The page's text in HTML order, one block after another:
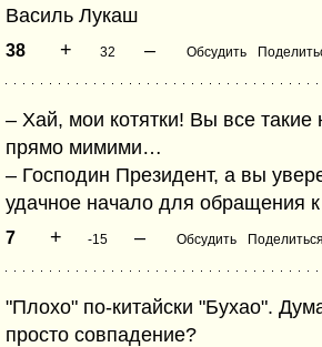
Василь Лукаш
38 + 32 – Обсудить
– Хай, мои котятки! Вы все такие
прямо мимими…
– Господин Президент, а вы
удачное начало для обращения
7 + -15 – Обсудить Поделиться
"Плохо" по-китайски "Бухао".
просто совпадение?